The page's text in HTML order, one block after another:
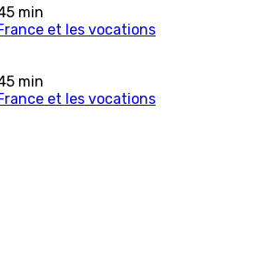
min
et les vocations
min
et les vocations